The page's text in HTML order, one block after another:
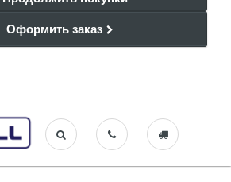
Оформить заказ